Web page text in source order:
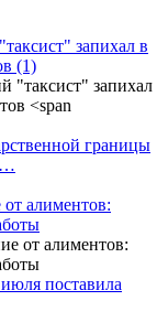
запихал в
(1)
границы
от алиментов:
поставила